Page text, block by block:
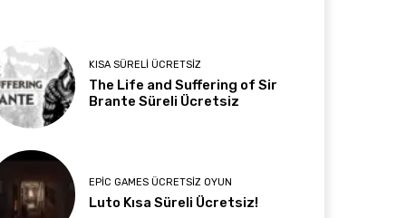
KISA SÜRELI ÜCRETSIZ
The Life and Suffering of Sir
Brante Süreli Ücretsiz
EPIC GAMES ÜCRETSIZ OYUN
Luto Kısa Süreli Ücretsiz!